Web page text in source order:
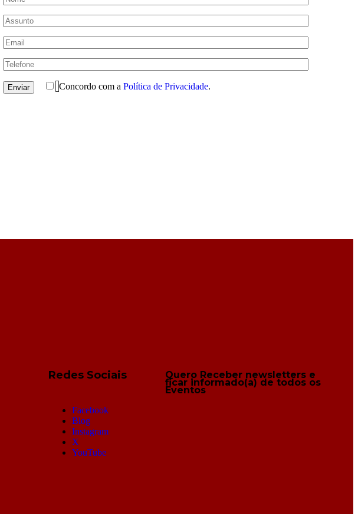
Concordo com a Política de Privacidade.
Redes Sociais
Facebook
Blog
Instagram
X
YouTube
Quero Receber newsletters e
ficar informado(a) de todos os
Eventos